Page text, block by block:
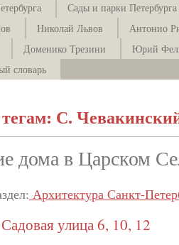
Сады и парки Петербурга
Николай Львов
Антонио
Доменико Трезини
Юрий
словарь
С.
дома в Царском
Архитектура Санкт-
улица 6, 10, 12